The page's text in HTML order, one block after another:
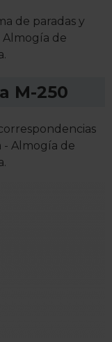
de paradas y
Almogía de
M-250
- Almogía de